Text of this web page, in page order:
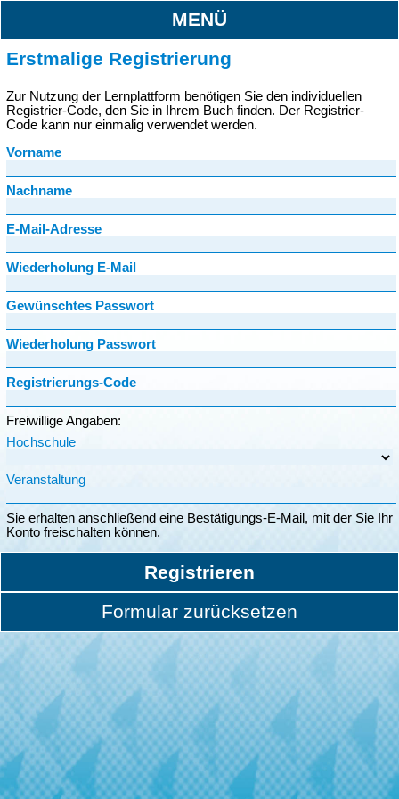
MENÜ
Erstmalige Registrierung
Zur Nutzung der Lernplattform benötigen Sie den individuellen
Registrier-Code, den Sie in Ihrem Buch finden. Der Registrier-
Code kann nur einmalig verwendet werden.
Vorname
Nachname
E-Mail-Adresse
Wiederholung E-Mail
Gewünschtes Passwort
Wiederholung Passwort
Registrierungs-Code
Freiwillige Angaben:
Hochschule
Veranstaltung
Sie erhalten anschließend eine Bestätigungs-E-Mail, mit der Sie Ihr
Konto freischalten können.
Registrieren
Formular zurücksetzen